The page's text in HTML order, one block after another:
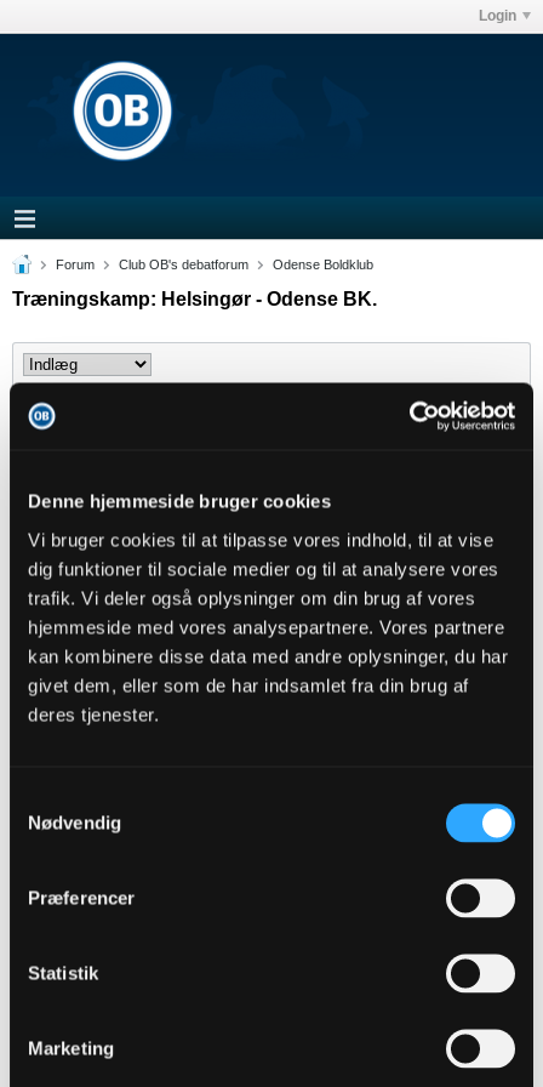
Denne hjemmeside bruger cookies
Vi bruger cookies til at tilpasse vores indhold, til at vise
dig funktioner til sociale medier og til at analysere vores
trafik. Vi deler også oplysninger om din brug af vores
hjemmeside med vores analysepartnere. Vores partnere
kan kombinere disse data med andre oplysninger, du har
givet dem, eller som de har indsamlet fra din brug af
deres tjenester.
Nødvendig
Præferencer
Statistik
Marketing
Login
Forum Club OB's debatforum Odense Boldklub
Træningskamp: Helsingør - Odense BK.
Filter
Previous 1 2
manner
Senior Member
Oprettet: Nov 2013 Indlæg: 11264
24-01-2016, 17:28
Lund - Hallgrimur - Tingager - Ari
Alternativer: AK47, JJT, Lasse, Magnus P., Azer, ,
jeg tror da hvis Falk er her til den tid får han overdraget ansvaret for vk
Believe OB